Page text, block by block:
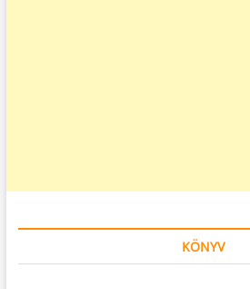
KÖNYV